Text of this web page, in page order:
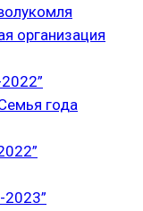
организация
года